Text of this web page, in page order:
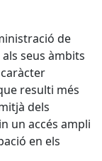
de
seus àmbits
resulti més
dels
un accés ampli
en els